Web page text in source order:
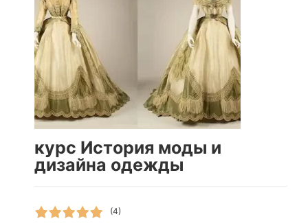
курс История моды и
дизайна одежды
(4)